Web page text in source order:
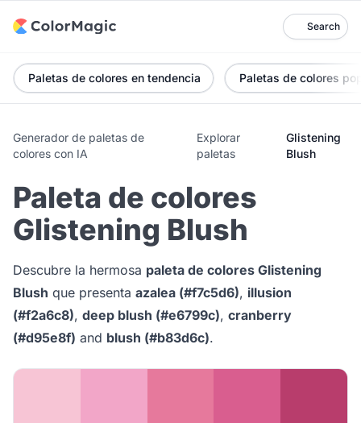
Search
Paletas de colores en tendencia Paletas de colores
Generador de paletas de
colores con IA
Explorar
paletas
Glistening
Blush
Paleta de colores
Glistening Blush
Descubre la hermosa paleta de colores Glistening
Blush que presenta azalea (#f7c5d6), illusion
(#f2a6c8), deep blush (#e6799c), cranberry
(#d95e8f) and blush (#b83d6c).